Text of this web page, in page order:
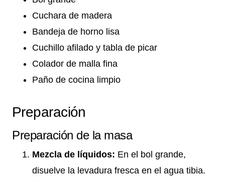
Cuchara de madera
Bandeja de horno lisa
Cuchillo afilado y tabla de picar
Colador de malla fina
Paño de cocina limpio
Preparación
Preparación de la masa
Mezcla de líquidos: En el bol grande,
disuelve la levadura fresca en el agua tibia.